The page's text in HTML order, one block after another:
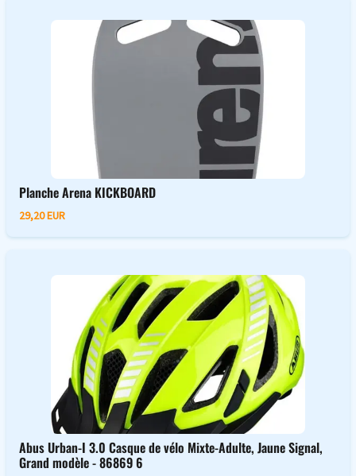
Planche Arena KICKBOARD
29,20 EUR
Abus Urban-I 3.0 Casque de vélo Mixte-Adulte, Jaune Signal,
Grand modèle - 86869 6